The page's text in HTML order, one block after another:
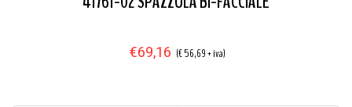
€69,16 (€ 56,69 + iva)